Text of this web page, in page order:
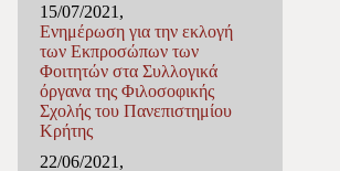
15/07/2021,
Ενημέρωση για την εκλογή
των Εκπροσώπων των
Φοιτητών στα Συλλογικά
όργανα της Φιλοσοφικής
Σχολής του Πανεπιστημίου
Κρήτης
22/06/2021,